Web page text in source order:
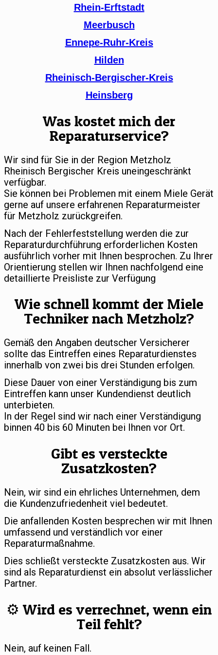
Rhein-Erftstadt
Meerbusch
Ennepe-Ruhr-Kreis
Hilden
Rheinisch-Bergischer-Kreis
Heinsberg
Was kostet mich der
Reparaturservice?
Wir sind für Sie in der Region Metzholz
Rheinisch Bergischer Kreis uneingeschränkt
verfügbar.
Sie können bei Problemen mit einem Miele Gerät
gerne auf unsere erfahrenen Reparaturmeister
für Metzholz zurückgreifen.
Nach der Fehlerfeststellung werden die zur
Reparaturdurchführung erforderlichen Kosten
ausführlich vorher mit Ihnen besprochen. Zu Ihrer
Orientierung stellen wir Ihnen nachfolgend eine
detaillierte Preisliste zur Verfügung
Wie schnell kommt der Miele
Techniker nach Metzholz?
Gemäß den Angaben deutscher Versicherer
sollte das Eintreffen eines Reparaturdienstes
innerhalb von zwei bis drei Stunden erfolgen.
Diese Dauer von einer Verständigung bis zum
Eintreffen kann unser Kundendienst deutlich
unterbieten.
In der Regel sind wir nach einer Verständigung
binnen 40 bis 60 Minuten bei Ihnen vor Ort.
Gibt es versteckte
Zusatzkosten?
Nein, wir sind ein ehrliches Unternehmen, dem
die Kundenzufriedenheit viel bedeutet.
Die anfallenden Kosten besprechen wir mit Ihnen
umfassend und verständlich vor einer
Reparaturmaßnahme.
Dies schließt versteckte Zusatzkosten aus. Wir
sind als Reparaturdienst ein absolut verlässlicher
Partner.
⚙️ Wird es verrechnet, wenn ein
Teil fehlt?
Nein, auf keinen Fall.